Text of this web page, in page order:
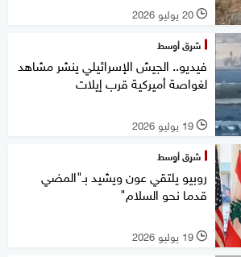
l 20 يوليو 2026
شرق أوسط
فيديو.. الجيش الإسرائيلي ينشر مشاهد
لغواصة أميركية قرب إيلات
l 19 يوليو 2026
شرق أوسط
روبيو يلتقي عون ويشيد بـ"المضي
قدما نحو السلام"
l 19 يوليو 2026